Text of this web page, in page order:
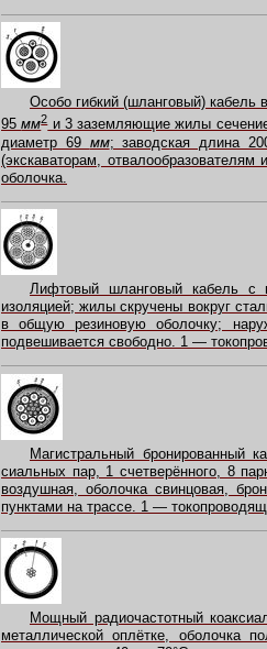
Особо гибкий (шланговый)
95мм2и 3 заземляющие жилы
диаметр 69 мм; заводская длина
(экскаваторам,
оболочка.
Лифтовый шланговый кабель
изоляцией; жилы скручены вокруг
в общую резиновую оболочку;
подвешивается свободно. 1 —
Магистральный бронированный
сиальных пар, 1 счетверённого, 8
воздушная, оболочка свинцовая,
пунктами на трассе. 1 —
Мощный радиочастотный
металлической оплётке, оболочка